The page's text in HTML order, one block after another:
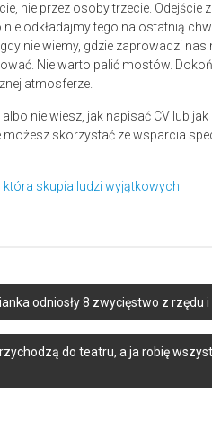
nie przez osoby trzecie. Odejście
odkładajmy tego na ostatnią
nie wiemy, gdzie zaprowadzi
Nie warto palić mostów.
atmosferze.
nie wiesz, jak napisać CV lub
możesz skorzystać ze wsparcia
która skupia ludzi wyjątkowych
odniosły 8 zwycięstwo z rzędu
do teatru, a ja robię